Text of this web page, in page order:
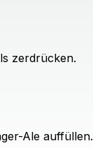
zerdrücken.
Ale auffüllen.